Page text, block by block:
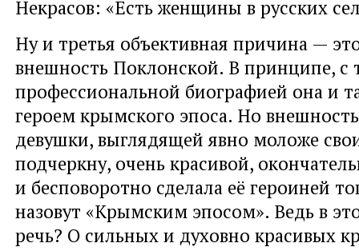
Некрасов: «Есть женщины в русских
Ну и третья объективная причина —
внешность Поклонской. В принципе, с
профессиональной биографией она и
героем крымского эпоса. Но
девушки, выглядящей явно моложе
подчеркну, очень красивой,
и бесповоротно сделала её героиней
назовут «Крымским эпосом». Ведь в
речь? О сильных и духовно красивых